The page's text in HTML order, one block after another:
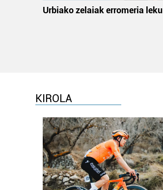
Urbiako zelaiak erromeria leku
KIROLA